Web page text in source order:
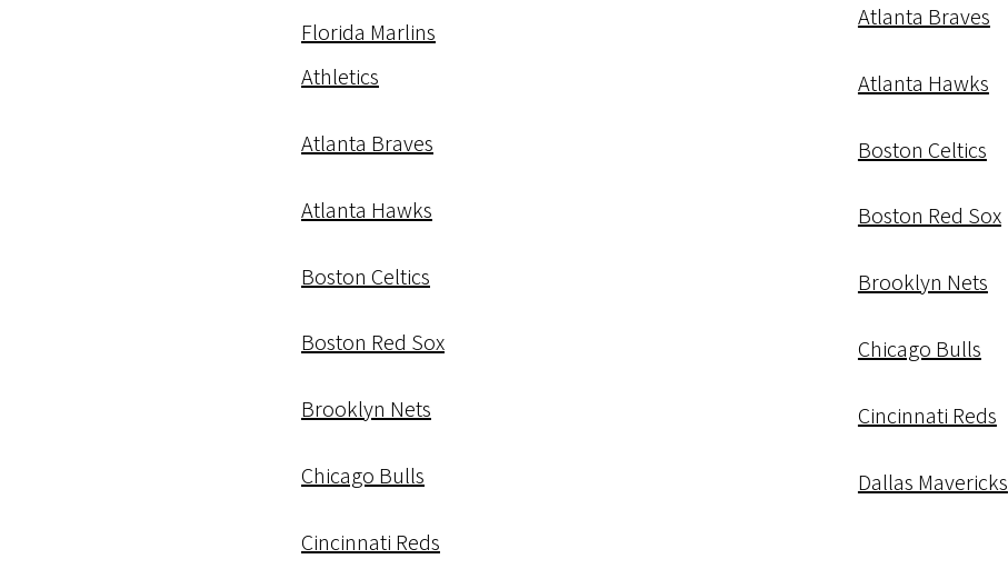
Atlanta Braves
Atlanta Hawks
Boston Celtics
Boston Red Sox
Brooklyn Nets
Chicago Bulls
Cincinnati Reds
Dallas Mavericks
Florida Marlins
Athletics
Atlanta Braves
Atlanta Hawks
Boston Celtics
Boston Red Sox
Brooklyn Nets
Chicago Bulls
Cincinnati Reds